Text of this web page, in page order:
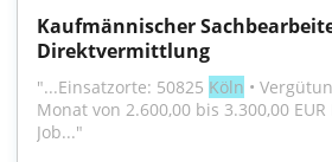
Kaufmännischer
Direktvermittlung
"...Einsatzorte: 50825 Köln •
Monat von 2.600,00 bis 3.300,00
Job..."